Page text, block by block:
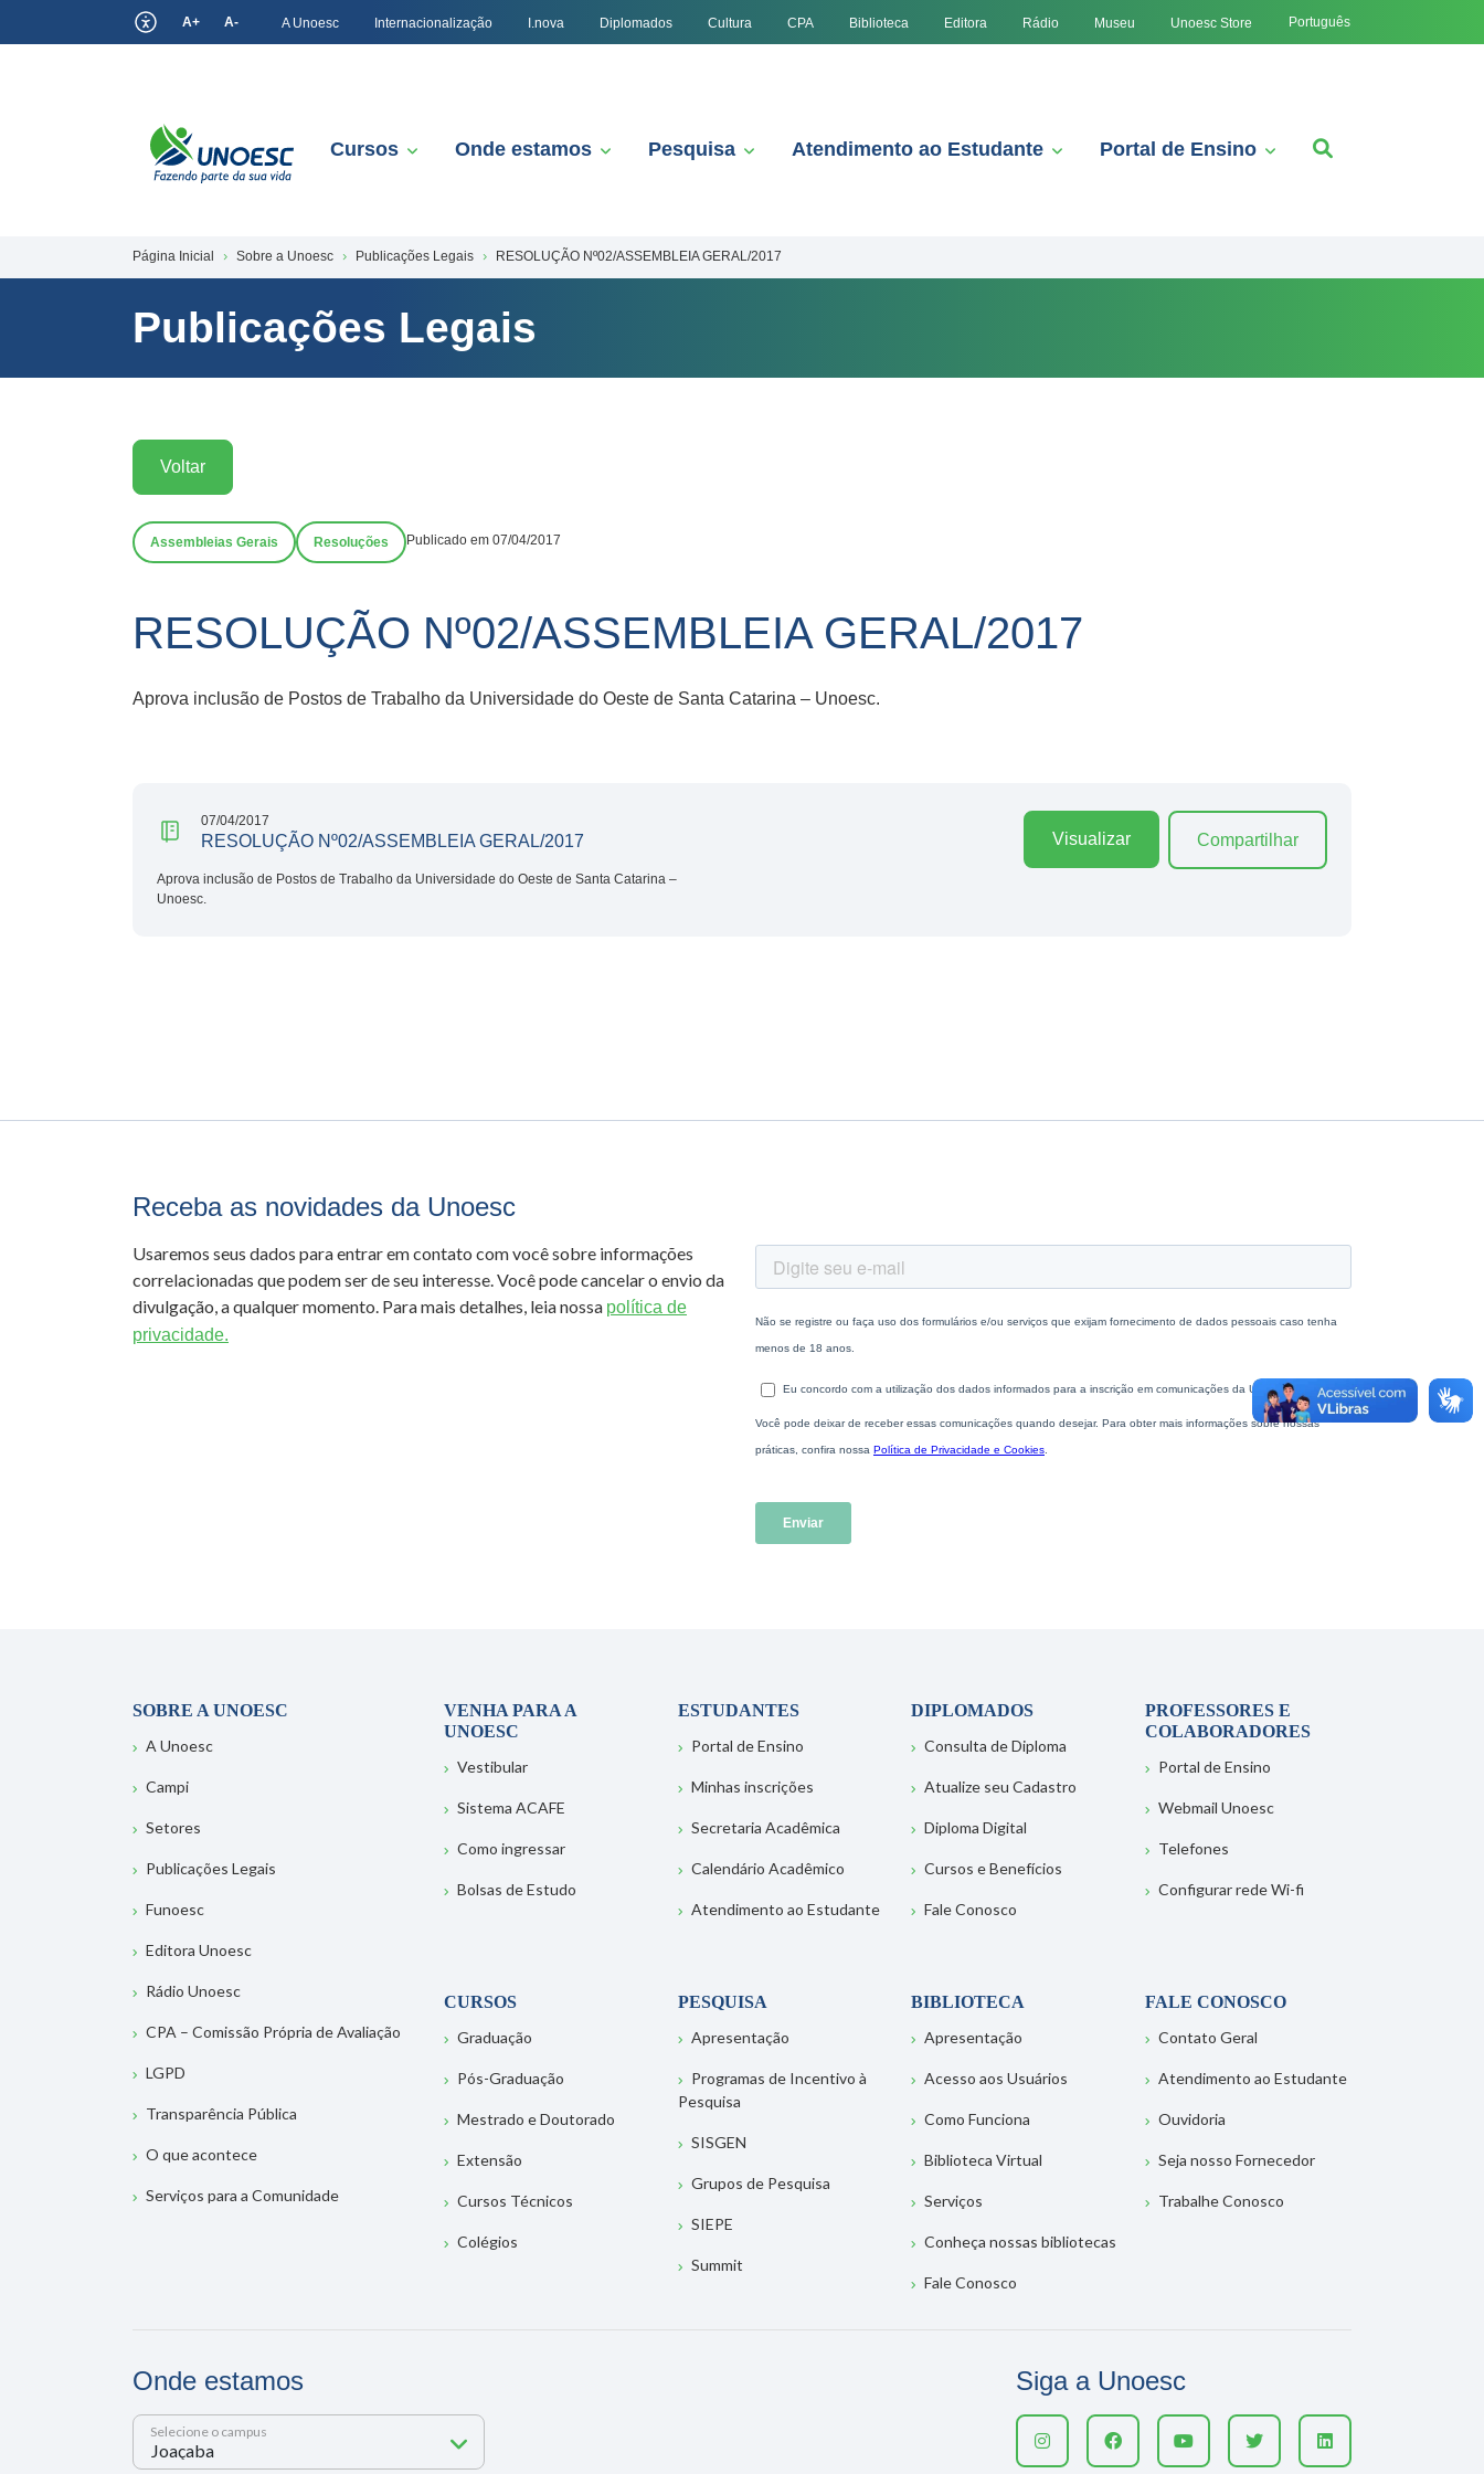
A+ A- A Unoesc Internacionalização I.nova Diplomados Cultura CPA Biblioteca Editora Rádio Museu Unoesc Store Português
Cursos Onde estamos Pesquisa Atendimento ao Estudante Portal de Ensino
Página Inicial Sobre a Unoesc Publicações Legais RESOLUÇÃO Nº02/ASSEMBLEIA GERAL/2017
Publicações Legais
Voltar
Assembleias Gerais Resoluções Publicado em 07/04/2017
RESOLUÇÃO Nº02/ASSEMBLEIA GERAL/2017
Aprova inclusão de Postos de Trabalho da Universidade do Oeste de Santa Catarina – Unoesc.
07/04/2017
RESOLUÇÃO Nº02/ASSEMBLEIA GERAL/2017
Aprova inclusão de Postos de Trabalho da Universidade do Oeste de Santa Catarina –
Unoesc.
Visualizar Compartilhar
Receba as novidades da Unoesc
Usaremos seus dados para entrar em contato com você sobre informações
correlacionadas que podem ser de seu interesse. Você pode cancelar o envio da
divulgação, a qualquer momento. Para mais detalhes, leia nossa política de
privacidade.
SOBRE A UNOESC
A Unoesc
Campi
Setores
Publicações Legais
Funoesc
Editora Unoesc
Rádio Unoesc
CPA – Comissão Própria de Avaliação
LGPD
Transparência Pública
O que acontece
Serviços para a Comunidade
VENHA PARA A
UNOESC
Vestibular
Sistema ACAFE
Como ingressar
Bolsas de Estudo
ESTUDANTES
Portal de Ensino
Minhas inscrições
Secretaria Acadêmica
Calendário Acadêmico
Atendimento ao Estudante
DIPLOMADOS
Consulta de Diploma
Atualize seu Cadastro
Diploma Digital
Cursos e Benefícios
Fale Conosco
PROFESSORES E
COLABORADORES
Portal de Ensino
Webmail Unoesc
Telefones
Configurar rede Wi-fi
CURSOS
Graduação
Pós-Graduação
Mestrado e Doutorado
Extensão
Cursos Técnicos
Colégios
PESQUISA
Apresentação
Programas de Incentivo à
Pesquisa
SISGEN
Grupos de Pesquisa
SIEPE
Summit
BIBLIOTECA
Apresentação
Acesso aos Usuários
Como Funciona
Biblioteca Virtual
Serviços
Conheça nossas bibliotecas
Fale Conosco
FALE CONOSCO
Contato Geral
Atendimento ao Estudante
Ouvidoria
Seja nosso Fornecedor
Trabalhe Conosco
Onde estamos
Selecione o campus
Siga a Unoesc